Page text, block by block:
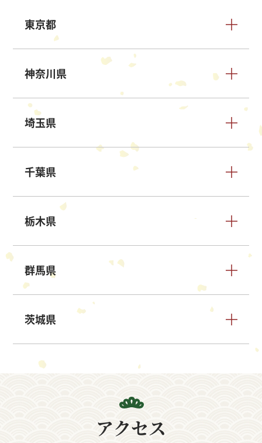
東京都
神奈川県
埼玉県
千葉県
栃木県
群馬県
茨城県
アクセス